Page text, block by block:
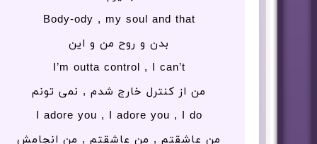
Body-ody , my soul and that
بدن و روح من و این
I’m outta control , I can’t
من از کنترل خارج شدم , نمی تونم
I adore you , I adore you , I do
من عاشقتم , من عاشقتم , من انجامش